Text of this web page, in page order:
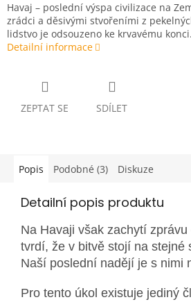
Havaj – poslední výspa civilizace na
zrádci a děsivými stvořeními z
lidstvo je odsouzeno ke krvavému konci.
Detailní informace
ZEPTAT SE SDÍLET
Popis Podobné (3) Diskuze
Detailní popis produktu
Na Havaji však zachytí
tvrdí, že v bitvě stojí na stejné
Naší poslední nadějí je s nimi
Pro tento úkol existuje jediný